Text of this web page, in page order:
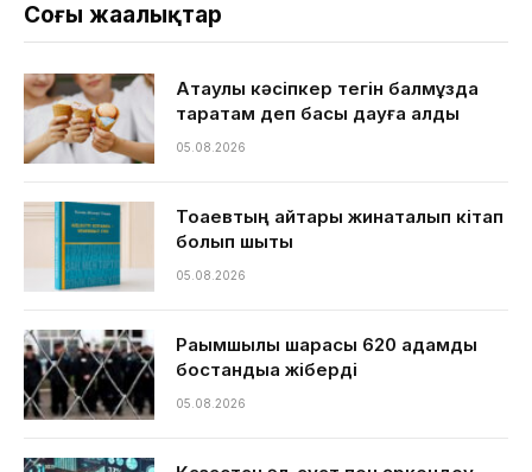
Соңғы жаңалықтар
Ақтаулық кәсіпкер тегін балмұздақ
таратам деп басы дауға қалды
05.08.2026
Тоқаевтың айтқары жинақталып кітап
болып шықты
05.08.2026
Рақымшылық шарасы 620 адамды
бостандыққа жіберді
05.08.2026